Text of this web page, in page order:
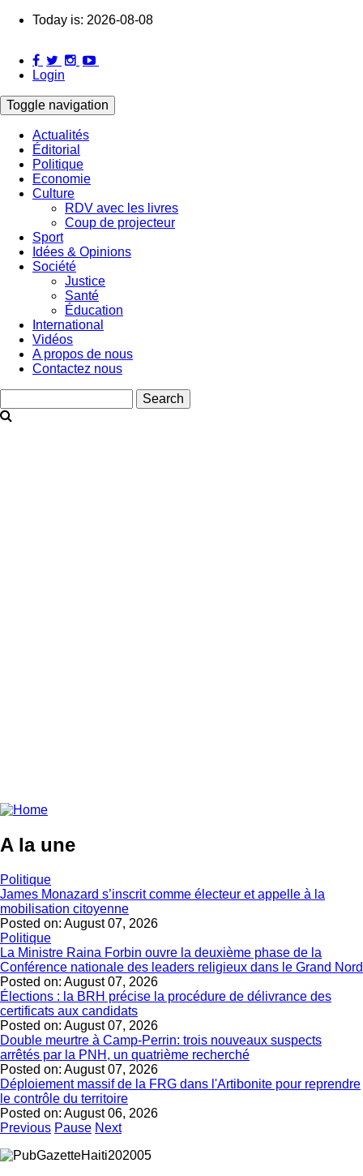
Skip
content
Today is: 2026-08-08
Login
Toggle navigation
Main
navigation
Actualités
Éditorial
Politique
Economie
Culture
RDV avec les livres
Coup de projecteur
Sport
Idées & Opinions
Société
Justice
Santé
Éducation
International
Vidéos
A propos de nous
Contactez nous
A la une
Politique
James Monazard s’inscrit comme électeur et appelle à la
mobilisation citoyenne
Posted on: August 07, 2026
Politique
La Ministre Raina Forbin ouvre la deuxième phase de la
Conférence nationale des leaders religieux dans le Grand Nord
Posted on: August 07, 2026
Élections : la BRH précise la procédure de délivrance des
certificats aux candidats
Posted on: August 07, 2026
Double meurtre à Camp-Perrin: trois nouveaux suspects
arrêtés par la PNH, un quatrième recherché
Posted on: August 07, 2026
Déploiement massif de la FRG dans l'Artibonite pour reprendre
le contrôle du territoire
Posted on: August 06, 2026
Previous Pause Next